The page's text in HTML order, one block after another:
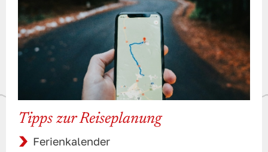
Tipps zur Reiseplanung
Ferienkalender